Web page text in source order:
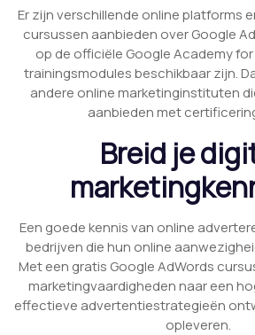
Er zijn verschillende online platforms
cursussen aanbieden over Google
op de officiële Google Academy
trainingsmodules beschikbaar zijn.
andere online marketinginstituten
aanbieden met
Breid je
Een goede kennis van online
bedrijven die hun online
Met een gratis Google AdWords
marketingvaardigheden naar een
effectieve advertentiestrategieën
opleveren.